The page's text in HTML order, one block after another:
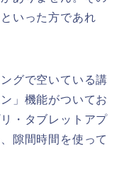
いった方であれ
グで空いている講
」機能がついてお
・タブレットアプ
隙間時間を使って